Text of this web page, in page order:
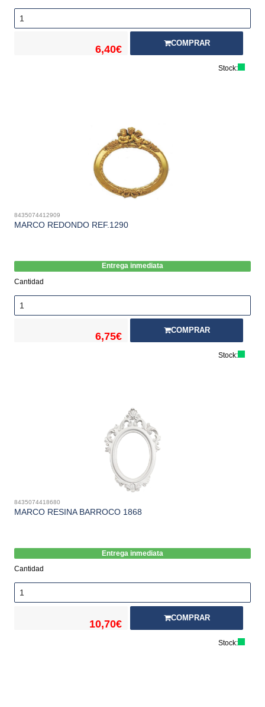
6,40€
COMPRAR
Stock:
8435074412909
MARCO REDONDO REF.1290
Entrega inmediata
Cantidad
6,75€
COMPRAR
Stock:
8435074418680
MARCO RESINA BARROCO 1868
Entrega inmediata
Cantidad
10,70€
COMPRAR
Stock: